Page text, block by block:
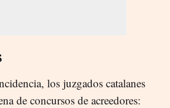
los juzgados catalanes
de concursos de acreedores: